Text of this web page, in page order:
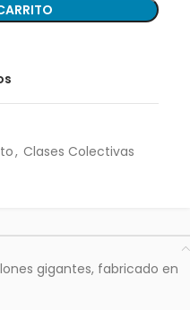
, Clases Colectivas
gigantes, fabricado en